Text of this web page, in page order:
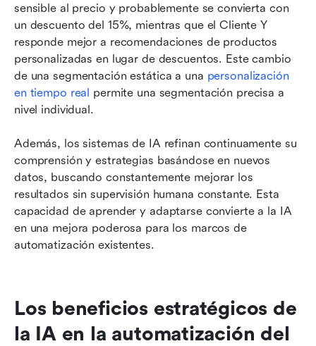
sensible al precio y probablemente se convierta con
un descuento del 15%, mientras que el Cliente Y
responde mejor a recomendaciones de productos
personalizadas en lugar de descuentos. Este cambio
de una segmentación estática a una personalización
en tiempo real permite una segmentación precisa a
nivel individual.
Además, los sistemas de IA refinan continuamente su
comprensión y estrategias basándose en nuevos
datos, buscando constantemente mejorar los
resultados sin supervisión humana constante. Esta
capacidad de aprender y adaptarse convierte a la IA
en una mejora poderosa para los marcos de
automatización existentes.
Los beneficios estratégicos de
la IA en la automatización del